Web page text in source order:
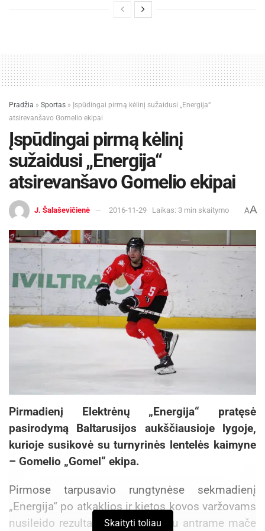
Pradžia » Sportas » Įspūdingai pirmą kėlinį sužaidusi „Energija“
atsirevanšavo Gomelio ekipai
Įspūdingai pirmą kėlinį
sužaidusi „Energija“
atsirevanšavo Gomelio ekipai
J. Šalaševičienė 2016-11-29 Laikas: 3 min skaitymo AA
Pirmadienį Elektrėnų „Energija“ pratęsė
pasirodymą Baltarusijos aukščiausioje lygoje,
kurioje susikovė su turnyrinės lentelės kaimyne
– Gomelio „Gomel“ ekipa.
Pirmose tarpusavio rungtynėse sekmadienį
„Energija“ po atkaklios ir kietos kovos varžovams
nusileido rezultatu 4:7, tačiau jau antrame mače
Skaityti toliau